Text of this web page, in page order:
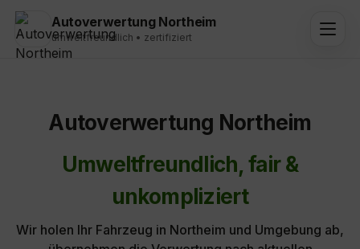
Autoverwertung Northeim
umweltfreundlich • zertifiziert
Autoverwertung Northeim
Umweltfreundlich, fair &
unkompliziert
Wir holen Ihr Fahrzeug in Northeim und Umgebung ab,